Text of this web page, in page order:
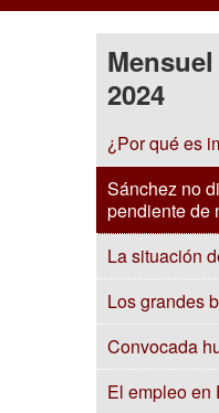
2024
¿Por qué es
Sánchez no
pendiente de
La situación
Los grandes
Convocada
El empleo en